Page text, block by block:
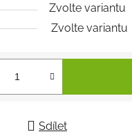
Zvolte variantu
Zvolte variantu
Sdílet